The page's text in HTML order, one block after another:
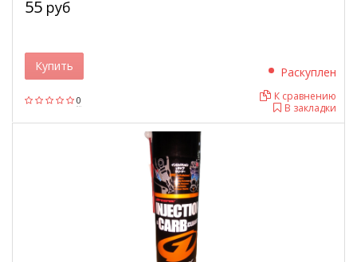
0
55 руб
Раскуплен
В закладки
К сравнению
Купить